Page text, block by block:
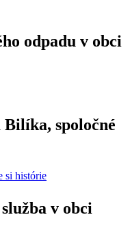
odpadu v obci
spoločné
v obci